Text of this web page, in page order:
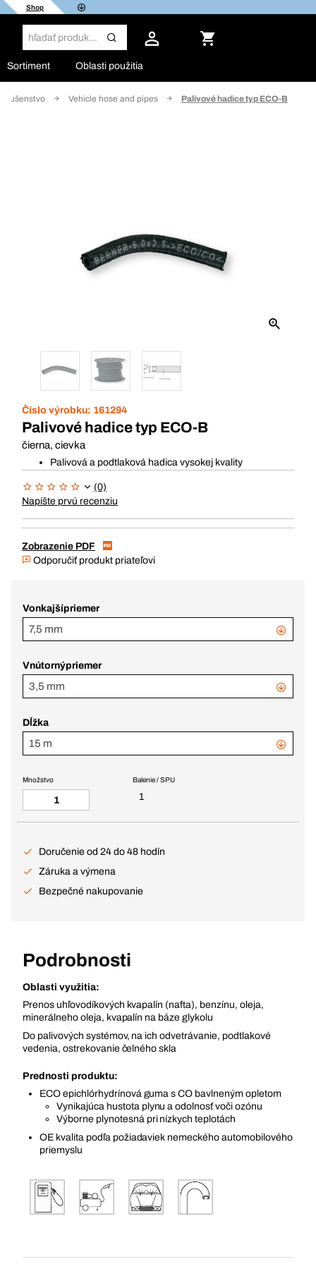
Shop
Sortiment Oblasti použitia
Vehicle hose and pipes Palivové hadice typ ECO-B
Číslo výrobku: 161294
Palivové hadice typ ECO-B
čierna, cievka
Palivová a podtlaková hadica vysokej kvality
(0)
Napíšte prvú recenziu
Zobrazenie PDF
Odporučiť produkt priateľovi
Vonkajšípriemer
7,5 mm
Vnútornýpriemer
3,5 mm
Dĺžka
15 m
Balenie / SPU
1
Množstvo
Doručenie od 24 do 48 hodín
Záruka a výmena
Bezpečné nakupovanie
Podrobnosti
Oblasti využitia:
Prenos uhľovodíkových kvapalín (nafta), benzínu, oleja,
minerálneho oleja, kvapalín na báze glykolu
Do palivových systémov, na ich odvetrávanie, podtlakové
vedenia, ostrekovanie čelného skla
Prednosti produktu:
ECO epichlórhydrínová guma s CO bavlneným opletom
Vynikajúca hustota plynu a odolnosť voči ozónu
Výborne plynotesná pri nízkych teplotách
OE kvalita podľa požiadaviek nemeckého automobilového
priemyslu